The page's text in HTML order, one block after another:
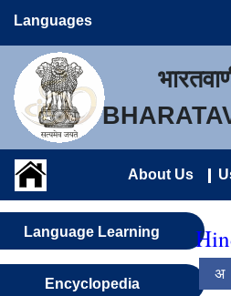
Languages
About Us
Language Learning
Encyclopedia
अ